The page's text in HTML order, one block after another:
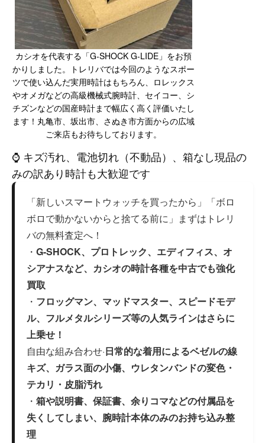
カシオを代表する「G-SHOCK G-LIDE」をお預
かりしました。トレリバでは今回のようなスポー
ツで使い込んだ実用時計はもちろん、ロレックス
やオメガなどの高級機械式腕時計、セイコー、シ
チズンなどの国産時計まで幅広く高く評価いたし
ます！丸亀市、坂出市、さぬき市方面からの広域
ご来店もお待ちしております。
⌚ キズ汚れ、電池切れ（不動品）、箱なし現品の
みの訳あり時計も大歓迎です
「新しいスマートウォッチを買ったから」「ボロ
ボロで動かないからと捨てる前に」まずはトレリ
バの無料査定へ！
・ G-SHOCK、プロトレック、エディフィス、オ
シアナスなど、カシオの時計各種を中古でも強化
買取
・ フロッグマン、マッドマスター、スピードモデ
ル、フルメタルシリーズ等の人気ラインはさらに
上乗せ！
自由な組み合わせ·日常的な着用によるベゼルの線
キズ、ガラス面の小傷、ウレタンバンドの変色・
テカリ・皮脂汚れ
・ 箱や説明書、保証書、余りコマなどの付属品を
失くしてしまい、腕時計本体のみのお持ち込み整
理